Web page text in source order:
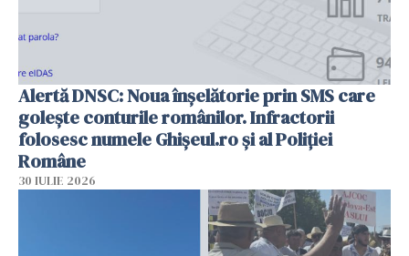
Alertă DNSC: Noua înșelătorie prin SMS care
golește conturile românilor. Infractorii
folosesc numele Ghișeul.ro și al Poliției
Române
30 IULIE 2026